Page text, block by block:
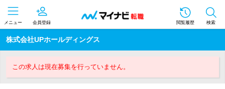
メニュー 会員登録 閲覧履歴 検索
株式会社UPホールディングス
この求人は現在募集を行っていません。